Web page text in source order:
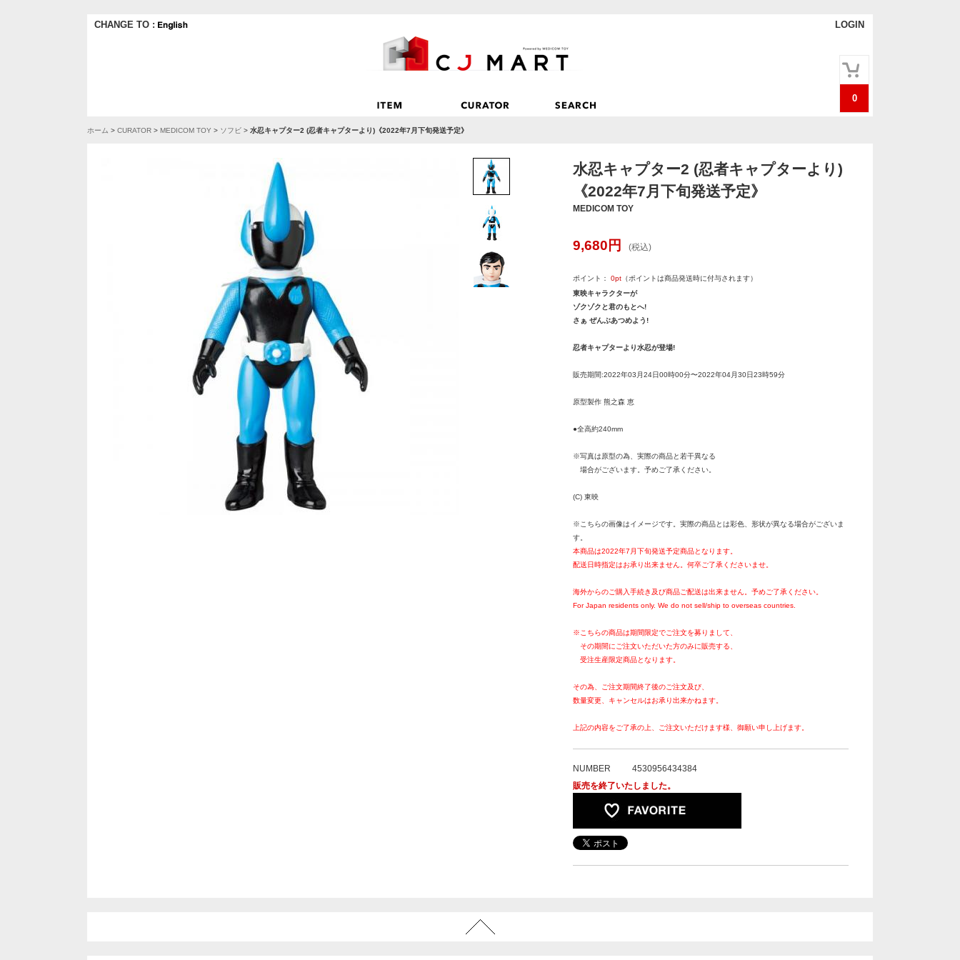
CHANGE TO : LOGIN
0
ホーム > CURATOR > MEDICOM TOY > ソフビ > 水忍キャプター2 (忍者キャプターより)《2022年7月下旬発送予定》
水忍キャプター2 (忍者キャプターより)
《2022年7月下旬発送予定》
MEDICOM TOY
9,680 円 (税込)
ポイント： 0pt （ポイントは商品発送時に付与されます）
東映キャラクターが
ゾクゾクと君のもとへ!
さぁ ぜんぶあつめよう!
忍者キャプターより水忍が登場!
販売期間:2022年03月24日00時00分〜2022年04月30日23時59分
原型製作 熊之森 恵
●全高約240mm
※写真は原型の為、実際の商品と若干異なる
場合がございます。予めご了承ください。
(C) 東映
※こちらの画像はイメージです。実際の商品とは彩色、形状が異なる場合がございま
す。
本商品は2022年7月下旬発送予定商品となります。
配送日時指定はお承り出来ません。何卒ご了承くださいませ。
海外からのご購入手続き及び商品ご配送は出来ません。予めご了承ください。
For Japan residents only. We do not sell/ship to overseas countries.
※こちらの商品は期間限定でご注文を募りまして、
その期間にご注文いただいた方のみに販売する、
受注生産限定商品となります。
その為、ご注文期間終了後のご注文及び、
数量変更、キャンセルはお承り出来かねます。
上記の内容をご了承の上、ご注文いただけます様、御願い申し上げます。
NUMBER
4530956434384
販売を終了いたしました。